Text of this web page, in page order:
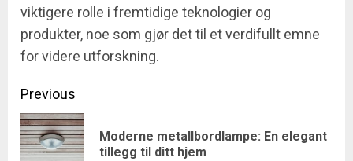
viktigere rolle i fremtidige teknologier og
produkter, noe som gjør det til et verdifullt emne
for videre utforskning.
Post
navigation
Previous
Moderne metallbordlampe: En elegant
tillegg til ditt hjem